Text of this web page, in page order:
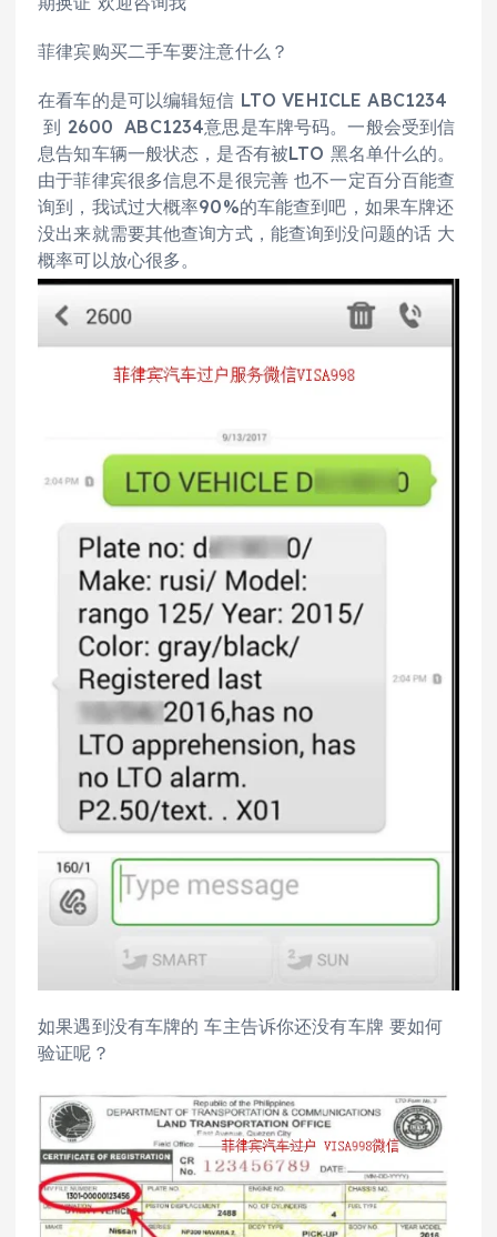
菲律宾购买二手车要注意什么？
在看车的是可以编辑短信 LTO VEHICLE ABC1234
到 2600 ABC1234意思是车牌号码。一般会受到信
息告知车辆一般状态，是否有被LTO 黑名单什么的。
由于菲律宾很多信息不是很完善 也不一定百分百能查
询到，我试过大概率90%的车能查到吧，如果车牌还
没出来就需要其他查询方式，能查询到没问题的话 大
概率可以放心很多。
如果遇到没有车牌的 车主告诉你还没有车牌 要如何
验证呢？